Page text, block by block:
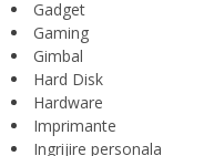
Gadget
Gaming
Gimbal
Hard Disk
Hardware
Imprimante
Ingrijire personala